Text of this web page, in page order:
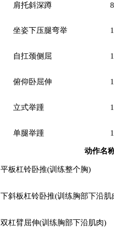
肩托斜深蹲
坐姿下压腿弯举
自扛颈侧屈
俯仰卧屈伸
立式举踵
单腿举踵
动作名
平板杠铃卧推(训练整个胸)
下斜板杠铃卧推(训练胸部下沿肌
双杠臂屈伸(训练胸部下沿肌肉)